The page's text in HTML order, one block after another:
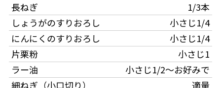
サッと鍋® 楽チン鍋®
割烹白だしレシピ
レシピ特設サイト
長ねぎ
1/3本
しょうがのすりおろし
小さじ1/4
にんにくのすりおろし
小さじ1/4
片栗粉
小さじ1
ラー油
小さじ1/2～お好みで
細ねぎ（小口切り）
適量